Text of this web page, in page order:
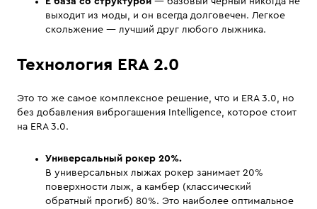
выходит из моды, и он всегда долговечен. Легкое
скольжение — лучший друг любого лыжника.
Технология ERA 2.0
Это то же самое комплексное решение, что и ERA 3.0, но
без добавления виброгашения Intelligence, которое стоит
на ERA 3.0.
Универсальный рокер 20%.
В универсальных лыжах рокер занимает 20%
поверхности лыж, а камбер (классический
обратный прогиб) 80%. Это наиболее оптимальное